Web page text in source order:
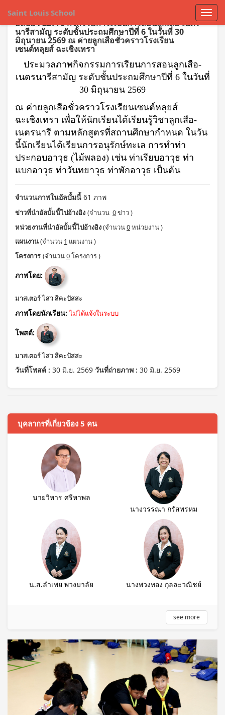
Saint Louis School
อัลบั้ม : 22770 กิจกรรมการเรียนการสอนลูกเสือ-เนตร
นารีสามัญ ระดับชั้นประถมศึกษาปีที่ 6 ในวันที่ 30
มิถุนายน 2569 ณ ค่ายลูกเสือชั่วคราวโรงเรียน
เซนต์หลุยส์ ฉะเชิงเทรา
ประมวลภาพกิจกรรมการเรียนการสอนลูกเสือ-
เนตรนารีสามัญ ระดับชั้นประถมศึกษาปีที่ 6 ในวันที่
30 มิถุนายน 2569
ณ ค่ายลูกเสือชั่วคราวโรงเรียนเซนต์หลุยส์
ฉะเชิงเทรา เพื่อให้นักเรียนได้เรียนรู้วิชาลูกเสือ-
เนตรนารี ตามหลักสูตรที่สถานศึกษากำหนด ในวัน
นี้นักเรียนได้เรียนการอนุรักษ์ทะเล การทำท่า
ประกอบอาวุธ (ไม้พลอง) เช่น ท่าเรียบอาวุธ ท่า
แบกอาวุธ ท่าวันทยาวุธ ท่าพักอาวุธ เป็นต้น
จำนวนภาพในอัลบั้มนี้ 61 ภาพ
ข่าวที่นำอัลบั้มนี้ไปอ้างอิง (จำนวน 0ข่าว )
หน่วยงานที่นำอัลบั้มนี้ไปอ้างอิง(จำนวน0หน่วยงาน )
แผนงาน(จำนวน 1 แผนงาน )
โครงการ (จำนวน0โครงการ )
ภาพโดย:
มาสเตอร์ ไสว สีคะปัสสะ
ภาพโดยนักเรียน: ไม่ได้แจ้งในระบบ
โพสต์:
มาสเตอร์ ไสว สีคะปัสสะ
วันที่โพสต์ : 30 มิ.ย. 2569 วันที่ถ่ายภาพ : 30 มิ.ย. 2569
บุคลากรที่เกี่ยวข้อง 5 คน
นายวิหาร ศรีหาพล
นางวรรณา กรัสพรหม
น.ส.ลำเพย พวงมาลัย นางพวงทอง กุลละวณิชย์
see more